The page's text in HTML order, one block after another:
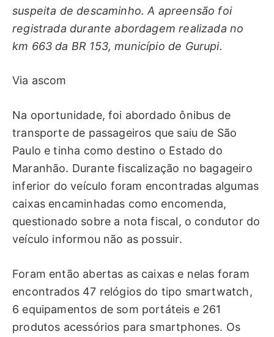
suspeita de descaminho. A apreensão foi
registrada durante abordagem realizada no
km 663 da BR 153, município de Gurupi.
Via ascom
Na oportunidade, foi abordado ônibus de
transporte de passageiros que saiu de São
Paulo e tinha como destino o Estado do
Maranhão. Durante fiscalização no bagageiro
inferior do veículo foram encontradas algumas
caixas encaminhadas como encomenda,
questionado sobre a nota fiscal, o condutor do
veículo informou não as possuir.
Foram então abertas as caixas e nelas foram
encontrados 47 relógios do tipo smartwatch,
6 equipamentos de som portáteis e 261
produtos acessórios para smartphones. Os